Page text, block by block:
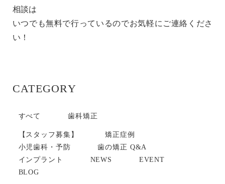
CATEGORY
すべて 歯科矯正
【スタッフ募集】
矯正症例
小児歯科・予防
歯の矯正 Q&A
インプラント
NEWS
EVENT
BLOG
相談は
いつでも無料で行っているのでお気軽にご連絡くださ
い！